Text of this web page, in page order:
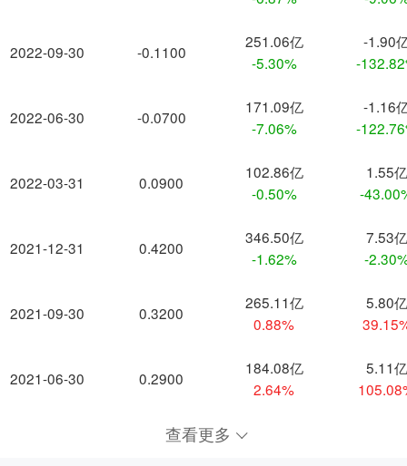
2022-09-30
2022-06-30
2022-03-31
2021-12-31
2021-09-30
2021-06-30
-0.1100
251.06亿
-5.30%
-1.90
-
-0.0700
171.09亿
-7.06%
-1.16
-
0.0900
102.86亿
-0.50%
1.55亿
-
0.4200
346.50亿
-1.62%
7.53亿
-
0.3200
265.11亿
0.88%
5.80亿
0.2900
184.08亿
2.64%
5.11亿
查看更多